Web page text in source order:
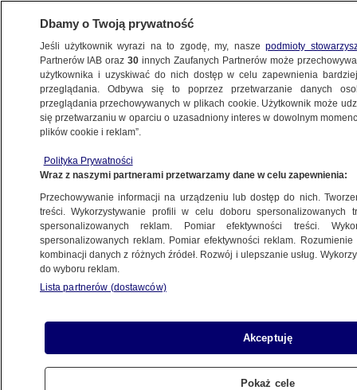
POLSKA
19.09.2007, 19:33Aktualizacja:19.09.2007, 19:02
Udostępnij
Siedemnastoosobowa rodzina z Parszczyc
mieszka na 30 metrach. Znalazł się ktoś, kto
chce pomóc i wybudować jej wymarzony dom.
Dbamy o Twoją prywatność
Jeśli użytkownik wyrazi na to zgodę, my, naszepodmioty
Partnerów IAB oraz30 innych Zaufanych Partnerów może
użytkownika i uzyskiwać do nich dostęp w celu zapewnienia
przeglądania. Odbywa się to poprzez przetwarzanie danych
przeglądania przechowywanych w plikach cookie. Użytkownik może
się przetwarzaniu w oparciu o uzasadniony interes w dowolnym
plików cookie i reklam”.
Polityka Prywatności
Wraz z naszymi partnerami przetwarzamy dane w celu zapewnienia:
Przechowywanie informacji na urządzeniu lub dostęp do nich.
treści. Wykorzystywanie profili w celu doboru spersonalizowanych
spersonalizowanych reklam. Pomiar efektywności treści.
spersonalizowanych reklam. Pomiar efektywności reklam.
kombinacji danych z różnych źródeł. Rozwój i ulepszanie usług.
do wyboru reklam.
Lista partnerów (dostawców)
Akceptuję
Pokaż cele